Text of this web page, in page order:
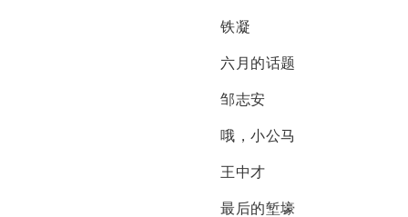
铁凝
六月的话题
邹志安
哦，小公马
王中才
最后的堑壕